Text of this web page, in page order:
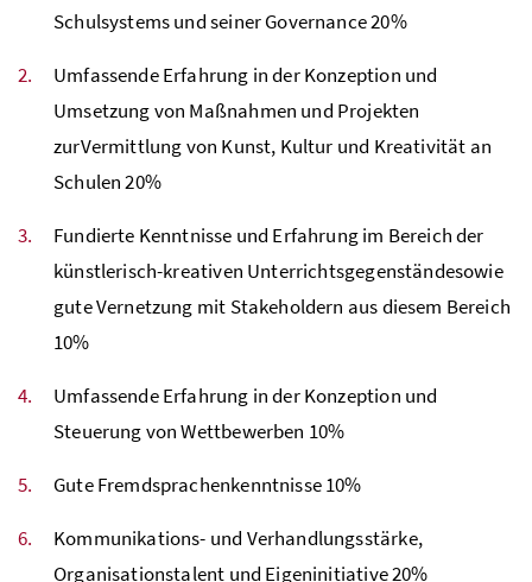
Schulsystems und seiner Governance 20%
Umfassende Erfahrung in der Konzeption und
Umsetzung von Maßnahmen und Projekten
zurVermittlung von Kunst, Kultur und Kreativität an
Schulen 20%
Fundierte Kenntnisse und Erfahrung im Bereich der
künstlerisch-kreativen Unterrichtsgegenständesowie
gute Vernetzung mit Stakeholdern aus diesem Bereich
10%
Umfassende Erfahrung in der Konzeption und
Steuerung von Wettbewerben 10%
Gute Fremdsprachenkenntnisse 10%
Kommunikations- und Verhandlungsstärke,
Organisationstalent und Eigeninitiative 20%